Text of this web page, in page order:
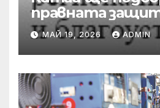
правната
съсредоточи
борбата с
престъпност
МАЙ 19, 2026 ADMIN